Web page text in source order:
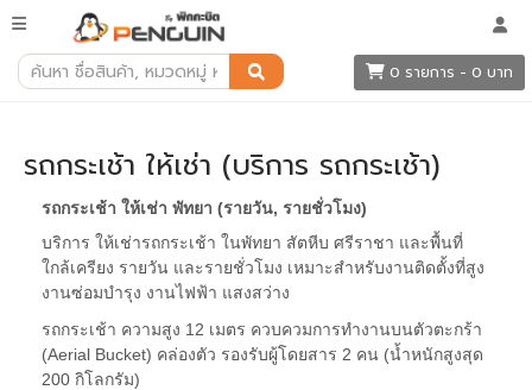
0 รายการ - 0 บาท
รถกระเช้า ให้เช่า (บริการ รถกระเช้า)
รถกระเช้า ให้เช่า (บริการ รถกระเช้า)
รถกระเช้า ให้เช่า พัทยา (รายวัน, รายชั่วโมง)
บริการ ให้เช่ารถกระเช้า ในพัทยา สัตหีบ ศรีราชา และพื้นที่
ใกล้เครียง รายวัน และรายชั่วโมง เหมาะสำหรับงานติดตั้งที่สูง
งานซ่อมบำรุง งานไฟฟ้า แสงสว่าง
รถกระเช้า ความสูง 12 เมตร ควบควมการทำงานบนตัวตะกร้า
(Aerial Bucket) คล่องตัว รองรับผู้โดยสาร 2 คน (น้ำหนักสูงสุด
200 กิโลกรัม)